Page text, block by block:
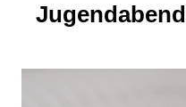
Jugendabend